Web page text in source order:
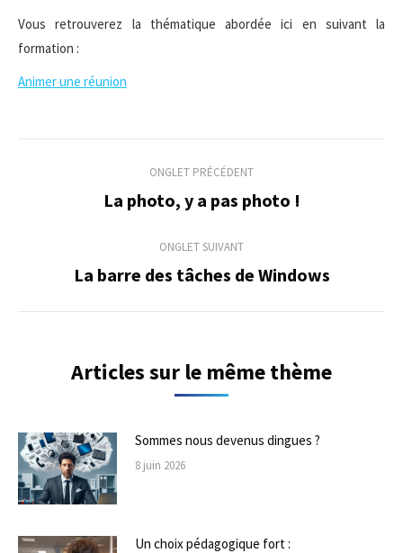
Vous retrouverez la thématique abordée ici en suivant la
formation :
Animer une réunion
commentaire
ONGLET PRÉCÉDENT
Onglet
La photo, y a pas photo !
ONGLET SUIVANT
Onglet
La barre des tâches de Windows
Articles sur le même thème
Sommes nous devenus dingues ?
8 juin 2026
Un choix pédagogique fort :